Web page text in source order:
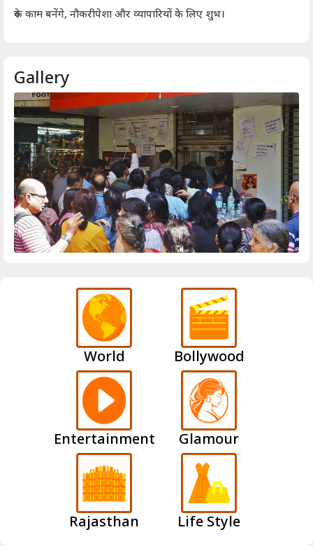
रुके काम बनेंगे, नौकरीपेशा और व्यापारियों के लिए शुभ।
Gallery
World Bollywood
Entertainment Glamour
Rajasthan Life Style